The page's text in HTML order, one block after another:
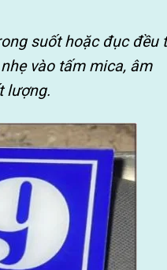
suốt hoặc đục đều
vào tấm mica, âm
lượng.